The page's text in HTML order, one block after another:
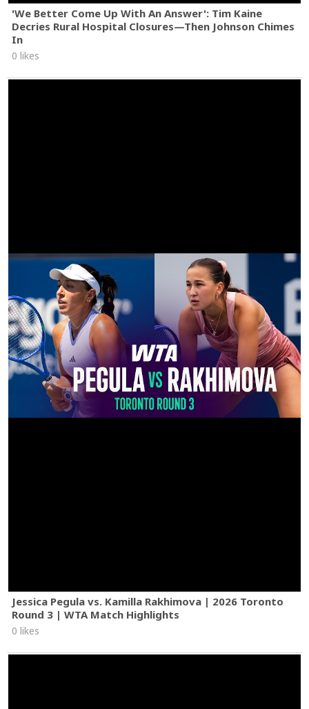
'We Better Come Up With An Answer': Tim Kaine
Decries Rural Hospital Closures—Then Johnson Chimes
In
0 likes
Jessica Pegula vs. Kamilla Rakhimova | 2026 Toronto
Round 3 | WTA Match Highlights
0 likes